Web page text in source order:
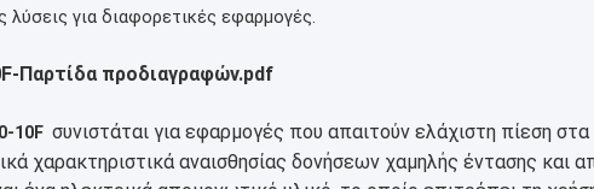
λύσεις για διαφορετικές εφαρμογές.
Παρτίδα προδιαγραφών.pdf
10F συνιστάται για εφαρμογές που απαιτούν ελάχιστη πίεση
χαρακτηριστικά αναισθησίας δονήσεων χαμηλής έντασης και